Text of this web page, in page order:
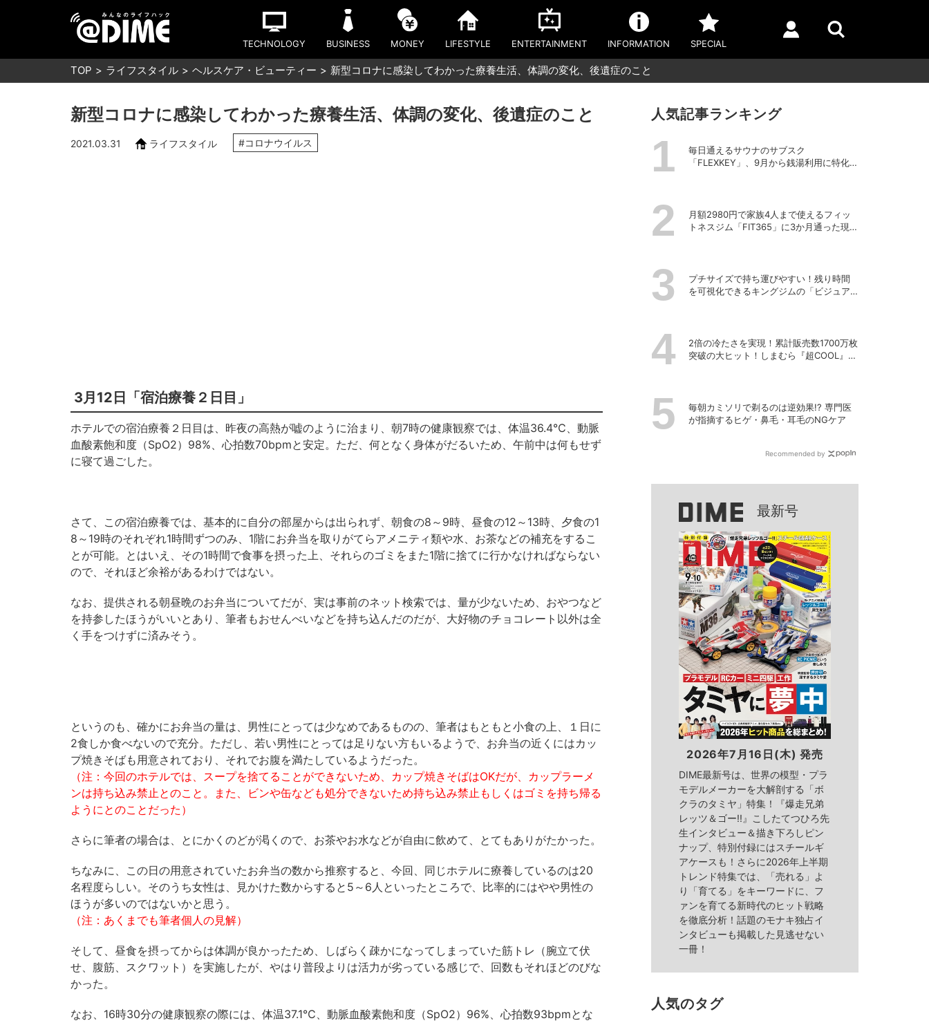
TECHNOLOGY BUSINESS MONEY LIFESTYLE ENTERTAINMENT INFORMATION SPECIAL
TOP ライフスタイル ヘルスケア・ビューティー 新型コロナに感染してわかった療養生活、体調の変化、後遺症のこと
新型コロナに感染してわかった療養生活、体調の変化、後遺症のこと
2021.03.31 ライフスタイル #コロナウイルス
3月12日「宿泊療養２日目」
ホテルでの宿泊療養２日目は、昨夜の高熱が嘘のように治まり、朝7時の健康観察では、体温36.4℃、動脈
血酸素飽和度（SpO2）98%、心拍数70bpmと安定。ただ、何となく身体がだるいため、午前中は何もせず
に寝て過ごした。
さて、この宿泊療養では、基本的に自分の部屋からは出られず、朝食の8～9時、昼食の12～13時、夕食の1
8～19時のそれぞれ1時間ずつのみ、1階にお弁当を取りがてらアメニティ類や水、お茶などの補充をするこ
とが可能。とはいえ、その1時間で食事を摂った上、それらのゴミをまた1階に捨てに行かなければならない
ので、それほど余裕があるわけではない。
なお、提供される朝昼晩のお弁当についてだが、実は事前のネット検索では、量が少ないため、おやつなど
を持参したほうがいいとあり、筆者もおせんべいなどを持ち込んだのだが、大好物のチョコレート以外は全
く手をつけずに済みそう。
というのも、確かにお弁当の量は、男性にとっては少なめであるものの、筆者はもともと小食の上、１日に
2食しか食べないので充分。ただし、若い男性にとっては足りない方もいるようで、お弁当の近くにはカッ
プ焼きそばも用意されており、それでお腹を満たしているようだった。
（注：今回のホテルでは、スープを捨てることができないため、カップ焼きそばはOKだが、カップラーメ
ンは持ち込み禁止とのこと。また、ビンや缶なども処分できないため持ち込み禁止もしくはゴミを持ち帰る
ようにとのことだった）
さらに筆者の場合は、とにかくのどが渇くので、お茶やお水などが自由に飲めて、とてもありがたかった。
ちなみに、この日の用意されていたお弁当の数から推察すると、今回、同じホテルに療養しているのは20
名程度らしい。そのうち女性は、見かけた数からすると5～6人といったところで、比率的にはやや男性の
ほうが多いのではないかと思う。
（注：あくまでも筆者個人の見解）
そして、昼食を摂ってからは体調が良かったため、しばらく疎かになってしまっていた筋トレ（腕立て伏
せ、腹筋、スクワット）を実施したが、やはり普段よりは活力が劣っている感じで、回数もそれほどのびな
かった。
なお、16時30分の健康観察の際には、体温37.1℃、動脈血酸素飽和度（SpO2）96%、心拍数93bpmとな
人気記事ランキング
毎日通えるサウナのサブスク
「FLEXKEY」、9月から銭湯利用に特化し
月額2980円で家族4人まで使えるフィッ
トネスジム「FIT365」に3か月通った現在
プチサイズで持ち運びやすい！残り時間
を可視化できるキングジムの「ビジュア
2倍の冷たさを実現！累計販売数1700万枚
突破の大ヒット！しまむら『超COOL』シ
毎朝カミソリで剃るのは逆効果!? 専門医
が指摘するヒゲ・鼻毛・耳毛のNGケア
Recommended by
最新号
2026年7月16日(木) 発売
DIME最新号は、世界の模型・プラ
モデルメーカーを大解剖する「ボ
クラのタミヤ」特集！『爆走兄弟
レッツ＆ゴー!!』こしたてつひろ先
生インタビュー＆描き下ろしピン
ナップ、特別付録にはスチールギ
アケースも！さらに2026年上半期
トレンド特集では、「売れる」よ
り「育てる」をキーワードに、フ
ァンを育てる新時代のヒット戦略
を徹底分析！話題のモナキ独占イ
ンタビューも掲載した見逃せない
一冊！
人気のタグ